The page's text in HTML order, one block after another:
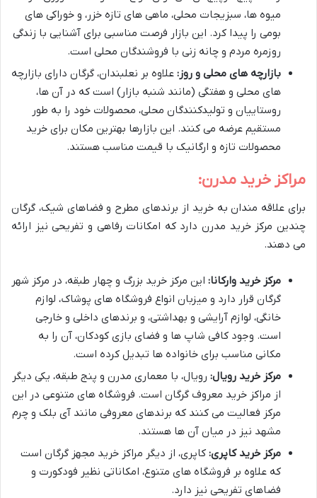
میوه ها، سبزیجات محلی، ماهی های تازه خزر، و خوراکی های
بومی را پیدا کرد. این بازار فرصت مناسبی برای آشنایی با زندگی
روزمره مردم و چانه زنی با فروشندگان محلی است.
بازارچه های محلی و روز: علاوه بر نعلبندان، گرگان دارای بازارچه
های محلی و هفتگی (مانند شنبه بازار) است که در آن ها،
روستاییان و تولیدکنندگان محلی، محصولات خود را به طور
مستقیم عرضه می کنند. این بازارها بهترین مکان برای خرید
محصولات تازه و ارگانیک با قیمت مناسب هستند.
مراکز خرید مدرن:
برای علاقه مندان به خرید از برندهای مطرح و فضاهای شیک، گرگان
چندین مرکز خرید مدرن دارد که امکانات رفاهی و تفریحی نیز ارائه
می دهند.
مرکز خرید وارکانا: این مرکز خرید بزرگ و چهار طبقه، در مرکز شهر
گرگان قرار دارد و میزبان انواع فروشگاه های پوشاک، لوازم
خانگی، لوازم آرایشی و بهداشتی، و برندهای داخلی و خارجی
است. وجود کافی شاپ ها و فضای بازی کودکان، آن را به
مکانی مناسب برای خانواده ها تبدیل کرده است.
مرکز خرید رویال: رویال، با معماری مدرن و پنج طبقه، یکی دیگر
از مراکز خرید معروف گرگان است. فروشگاه های متنوعی در این
مرکز فعالیت می کنند که برندهای معروفی مانند آی بلک و چرم
مشهد نیز در میان آن ها هستند.
مرکز خرید کاپری: کاپری، از دیگر مراکز خرید مجهز گرگان است
که علاوه بر فروشگاه های متنوع، امکاناتی نظیر فودکورت و
فضاهای تفریحی نیز دارد.